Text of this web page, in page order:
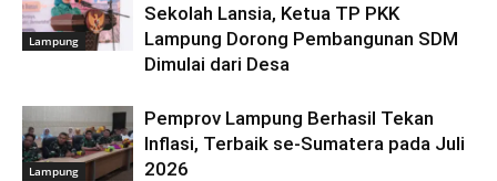
Lampung
Sekolah Lansia, Ketua TP PKK
Lampung Dorong Pembangunan SDM
Dimulai dari Desa
Lampung
Pemprov Lampung Berhasil Tekan
Inflasi, Terbaik se-Sumatera pada Juli
2026